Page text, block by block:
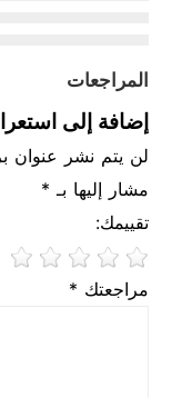
المراجعات
إضافة إلى
لن يتم نشر عنوان
مشار إليها بـ *
تقييمك:
مراجعتك *